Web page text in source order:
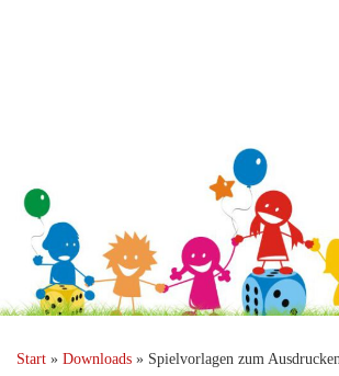
Start » Downloads » Spielvorlagen zum Ausdrucken